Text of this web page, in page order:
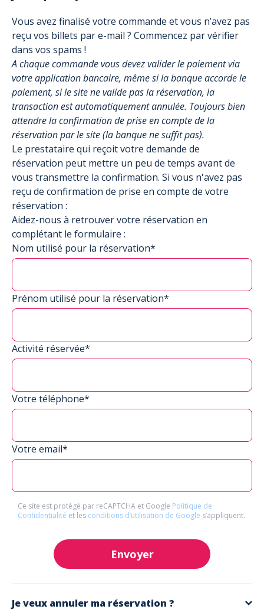
Vous avez finalisé votre commande et vous n’avez pas
reçu vos billets par e-mail ? Commencez par vérifier
dans vos spams !
A chaque commande vous devez valider le paiement via
votre application bancaire, même si la banque accorde le
paiement, si le site ne valide pas la réservation, la
transaction est automatiquement annulée. Toujours bien
attendre la confirmation de prise en compte de la
réservation par le site (la banque ne suffit pas).
Le prestataire qui reçoit votre demande de
réservation peut mettre un peu de temps avant de
vous transmettre la confirmation. Si vous n'avez pas
reçu de confirmation de prise en compte de votre
réservation :
Aidez-nous à retrouver votre réservation en
complétant le formulaire :
Nom utilisé pour la réservation*
Prénom utilisé pour la réservation*
Activité réservée*
Votre téléphone*
Votre email*
Ce site est protégé par reCAPTCHA et Google Politique de
Confidentialité et les conditions d’utilisation de Google s’appliquent.
Envoyer
Je veux annuler ma réservation ?